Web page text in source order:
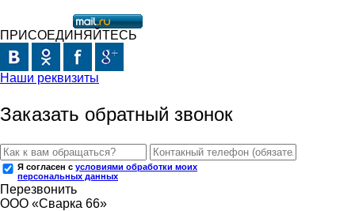
ПРИСОЕДИНЯЙТЕСЬ
Наши реквизиты
Заказать обратный звонок
Я согласен с условиями обработки моих
персональных данных
Перезвонить
ООО «Сварка 66»